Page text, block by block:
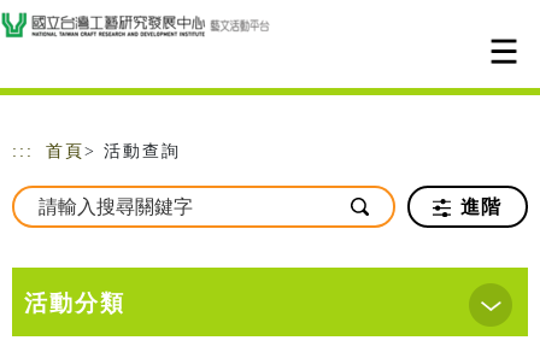
跳到主要內容
網站導覽
::: 首頁 > 活動查詢
進階
活動分類